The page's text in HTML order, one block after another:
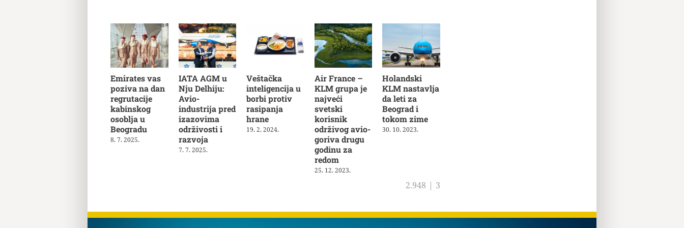
Emirates vas
poziva na dan
regrutacije
kabinskog
osoblja u
Beogradu
8. 7. 2025.
IATA AGM u
Nju Delhiju:
Avio-
industrija pred
izazovima
održivosti i
razvoja
7. 7. 2025.
Veštačka
inteligencija u
borbi protiv
rasipanja
hrane
19. 2. 2024.
Air France –
KLM grupa je
najveći
svetski
korisnik
održivog avio-
goriva drugu
godinu za
redom
25. 12. 2023.
Holandski
KLM nastavlja
da leti za
Beograd i
tokom zime
30. 10. 2023.
2.948 | 3